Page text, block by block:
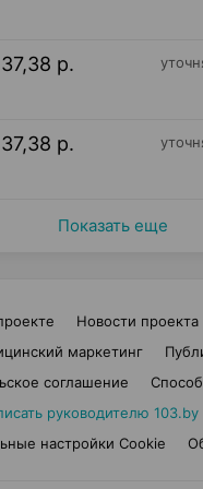
37,38 р.
37,38 р.
Показать еще
Новости проекта
маркетинг
соглашение
руководителю 103.by
настройки Cookie